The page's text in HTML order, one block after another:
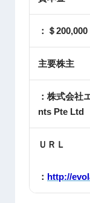
：＄200,000
主要株主
：株式会社
nts Pte Ltd
ＵＲＬ
： http://